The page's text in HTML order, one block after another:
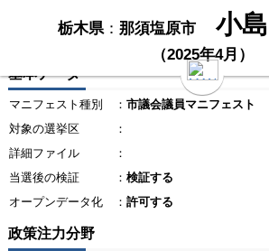
栃木県：那須塩原市 小
（2025年4月）
基本データ
マニフェスト種別 ： 市議会議員マニフェスト
対象の選挙区
：
詳細ファイル
：
当選後の検証
： 検証する
オープンデータ化
： 許可する
政策注力分野